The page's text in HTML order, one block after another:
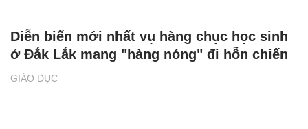
GIÁO DỤC
Diễn biến mới nhất vụ hàng chục học sinh
ở Đắk Lắk mang "hàng nóng" đi hỗn chiến